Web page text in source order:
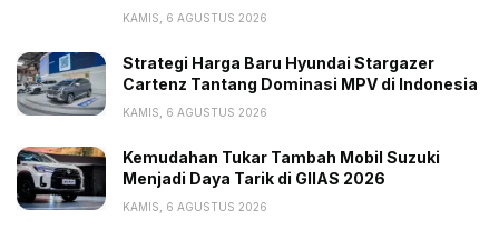
KAMIS, 6 AGUSTUS 2026
Strategi Harga Baru Hyundai Stargazer
Cartenz Tantang Dominasi MPV di Indonesia
KAMIS, 6 AGUSTUS 2026
Kemudahan Tukar Tambah Mobil Suzuki
Menjadi Daya Tarik di GIIAS 2026
KAMIS, 6 AGUSTUS 2026